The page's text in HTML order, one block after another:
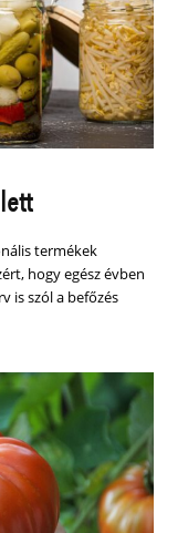
termékek
hogy egész évben
is szól a befőzés